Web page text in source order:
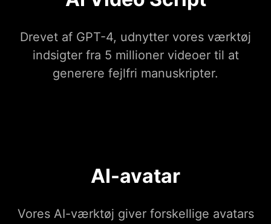
Drevet af GPT-4, udnytter vores værktøj
indsigter fra 5 millioner videoer til at
generere fejlfri manuskripter.
AI-avatar
Vores AI-værktøj giver forskellige avatars